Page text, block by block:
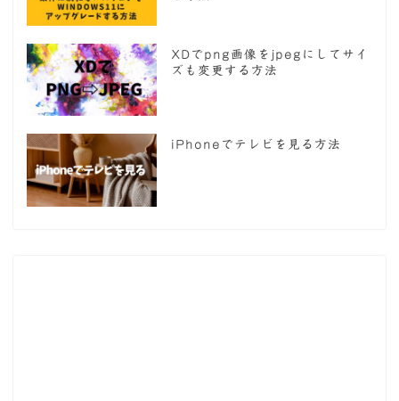
XDでpng画像をjpegにしてサイ
ズも変更する方法
iPhoneでテレビを見る方法